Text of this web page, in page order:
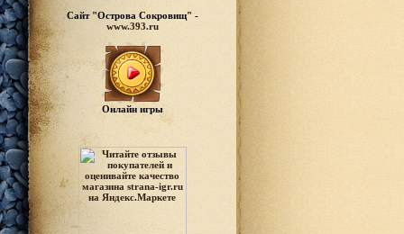
Сайт "Острова Сокровищ" -
www.393.ru
Онлайн игры